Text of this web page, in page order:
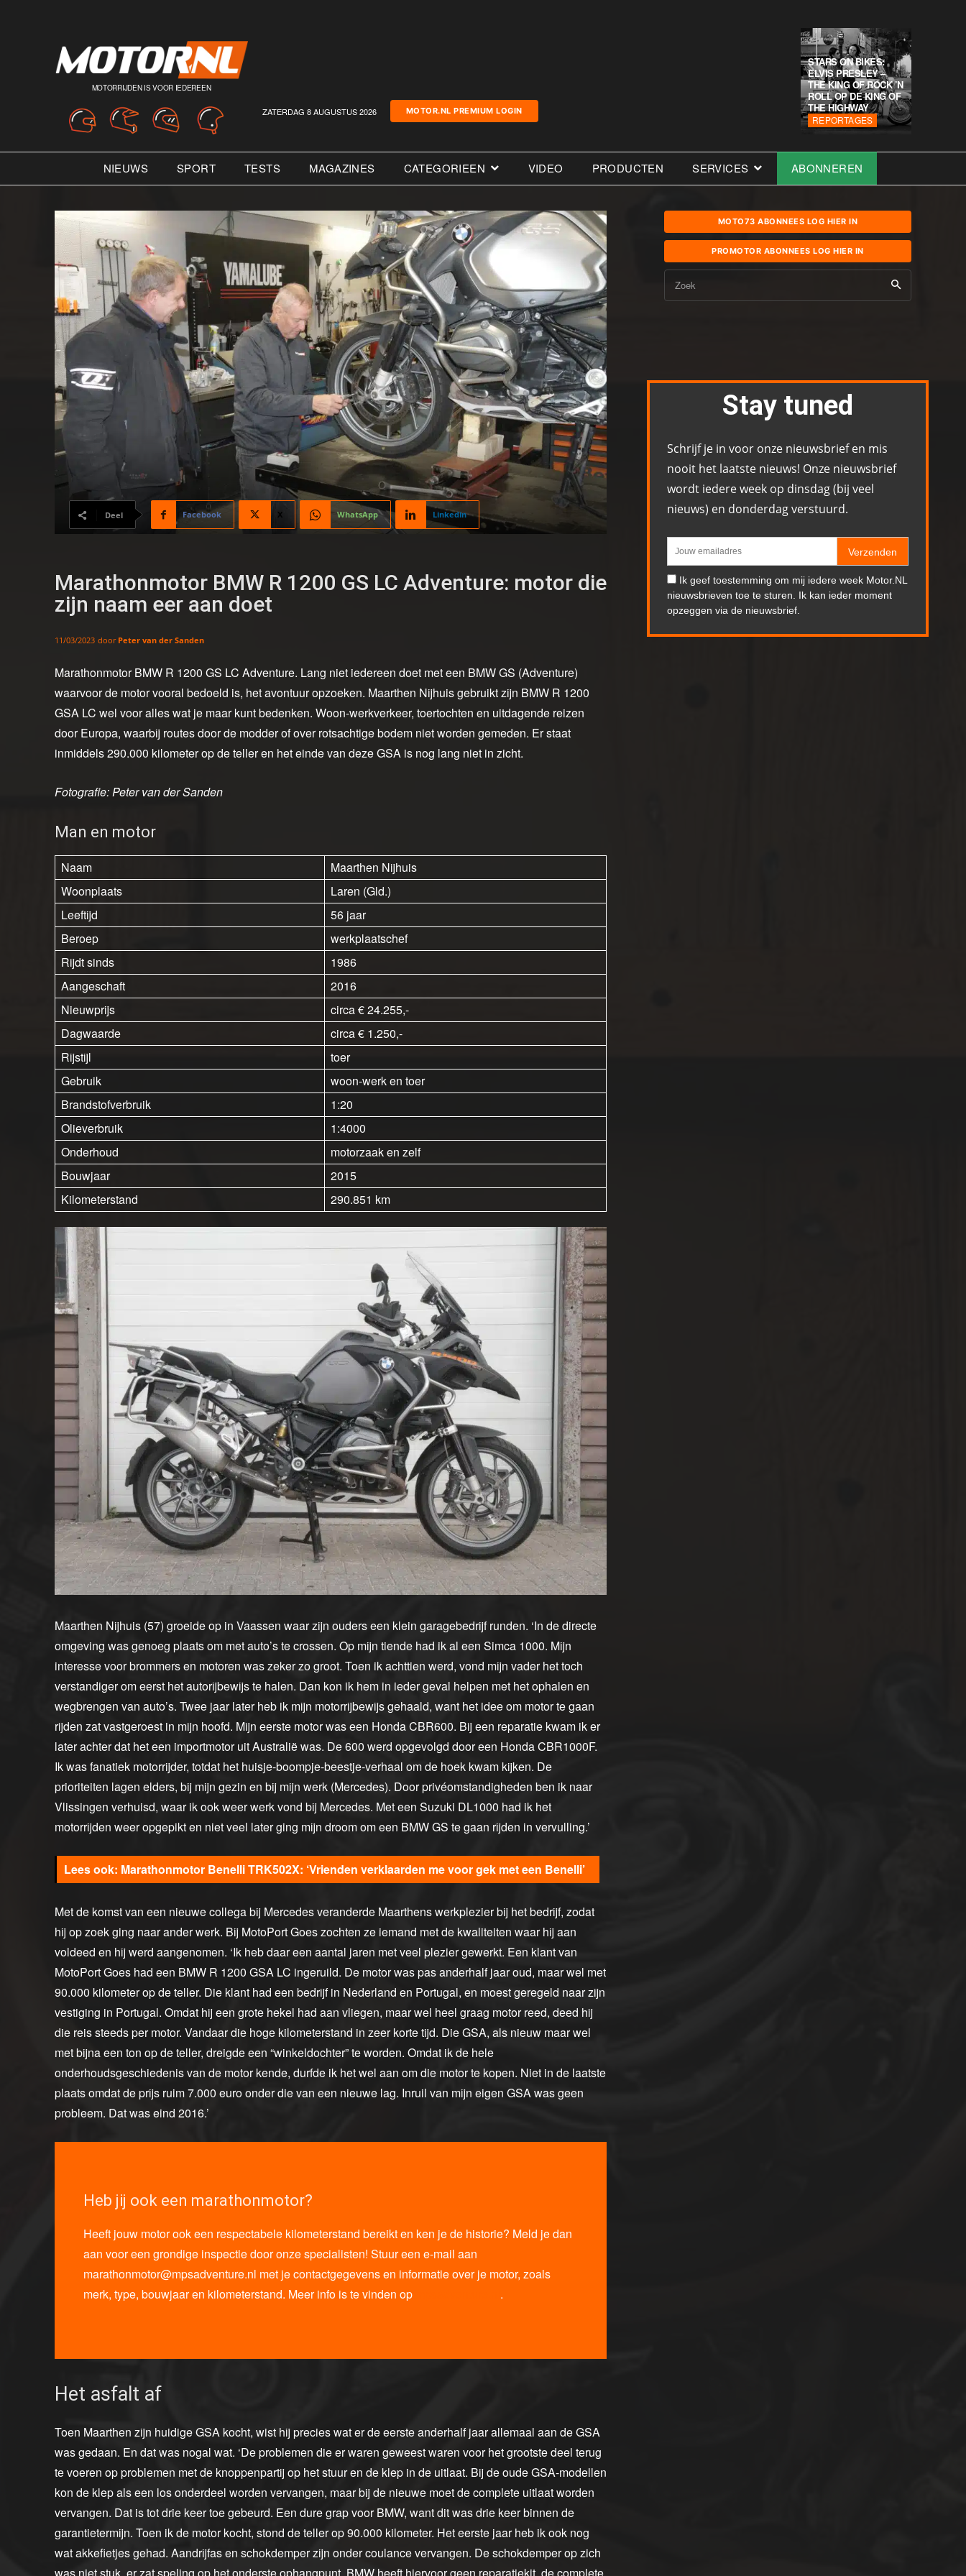
MOTORRIJDEN IS VOOR IEDEREEN
ZATERDAG 8 AUGUSTUS 2026 MOTOR.NL PREMIUM LOGIN
STARS ON BIKES:
ELVIS PRESLEY –
THE KING OF ROCK ’N
ROLL OP DE KING OF
THE HIGHWAY
REPORTAGES
NIEUWS SPORT TESTS MAGAZINES CATEGORIEEN VIDEO PRODUCTEN SERVICES ABONNEREN
Deel Facebook X WhatsApp Linkedin
Marathonmotor BMW R 1200 GS LC Adventure: motor die
zijn naam eer aan doet
11/03/2023 door Peter van der Sanden
Marathonmotor BMW R 1200 GS LC Adventure. Lang niet iedereen doet met een BMW GS (Adventure)
waarvoor de motor vooral bedoeld is, het avontuur opzoeken. Maarthen Nijhuis gebruikt zijn BMW R 1200
GSA LC wel voor alles wat je maar kunt bedenken. Woon-werkverkeer, toertochten en uitdagende reizen
door Europa, waarbij routes door de modder of over rotsachtige bodem niet worden gemeden. Er staat
inmiddels 290.000 kilometer op de teller en het einde van deze GSA is nog lang niet in zicht.
Fotografie: Peter van der Sanden
Man en motor
Naam
Maarthen Nijhuis
Woonplaats
Laren (Gld.)
Leeftijd
56 jaar
Beroep
werkplaatschef
Rijdt sinds
1986
Aangeschaft
2016
Nieuwprijs
circa € 24.255,-
Dagwaarde
circa € 1.250,-
Rijstijl
toer
Gebruik
woon-werk en toer
Brandstofverbruik
1:20
Olieverbruik
1:4000
Onderhoud
motorzaak en zelf
Bouwjaar
2015
Kilometerstand
290.851 km
Maarthen Nijhuis (57) groeide op in Vaassen waar zijn ouders een klein garagebedrijf runden. ‘In de directe
omgeving was genoeg plaats om met auto’s te crossen. Op mijn tiende had ik al een Simca 1000. Mijn
interesse voor brommers en motoren was zeker zo groot. Toen ik achttien werd, vond mijn vader het toch
verstandiger om eerst het autorijbewijs te halen. Dan kon ik hem in ieder geval helpen met het ophalen en
wegbrengen van auto’s. Twee jaar later heb ik mijn motorrijbewijs gehaald, want het idee om motor te gaan
rijden zat vastgeroest in mijn hoofd. Mijn eerste motor was een Honda CBR600. Bij een reparatie kwam ik er
later achter dat het een importmotor uit Australië was. De 600 werd opgevolgd door een Honda CBR1000F.
Ik was fanatiek motorrijder, totdat het huisje-boompje-beestje-verhaal om de hoek kwam kijken. De
prioriteiten lagen elders, bij mijn gezin en bij mijn werk (Mercedes). Door privéomstandigheden ben ik naar
Vlissingen verhuisd, waar ik ook weer werk vond bij Mercedes. Met een Suzuki DL1000 had ik het
motorrijden weer opgepikt en niet veel later ging mijn droom om een BMW GS te gaan rijden in vervulling.’
Marathonmotor Benelli TRK502X: ‘Vrienden verklaarden me voor gek met een Benelli’
Met de komst van een nieuwe collega bij Mercedes veranderde Maarthens werkplezier bij het bedrijf, zodat
hij op zoek ging naar ander werk. Bij MotoPort Goes zochten ze iemand met de kwaliteiten waar hij aan
voldeed en hij werd aangenomen. ‘Ik heb daar een aantal jaren met veel plezier gewerkt. Een klant van
MotoPort Goes had een BMW R 1200 GSA LC ingeruild. De motor was pas anderhalf jaar oud, maar wel met
90.000 kilometer op de teller. Die klant had een bedrijf in Nederland en Portugal, en moest geregeld naar zijn
vestiging in Portugal. Omdat hij een grote hekel had aan vliegen, maar wel heel graag motor reed, deed hij
die reis steeds per motor. Vandaar die hoge kilometerstand in zeer korte tijd. Die GSA, als nieuw maar wel
met bijna een ton op de teller, dreigde een “winkeldochter” te worden. Omdat ik de hele
onderhoudsgeschiedenis van de motor kende, durfde ik het wel aan om die motor te kopen. Niet in de laatste
plaats omdat de prijs ruim 7.000 euro onder die van een nieuwe lag. Inruil van mijn eigen GSA was geen
probleem. Dat was eind 2016.’
Heb jij ook een marathonmotor?
Heeft jouw motor ook een respectabele kilometerstand bereikt en ken je de historie? Meld je dan
aan voor een grondige inspectie door onze specialisten! Stuur een e-mail aan
marathonmotor@mpsadventure.nl met je contactgegevens en informatie over je motor, zoals
merk, type, bouwjaar en kilometerstand. Meer info is te vinden op
.
Het asfalt af
Toen Maarthen zijn huidige GSA kocht, wist hij precies wat er de eerste anderhalf jaar allemaal aan de GSA
was gedaan. En dat was nogal wat. ‘De problemen die er waren geweest waren voor het grootste deel terug
te voeren op problemen met de knoppenpartij op het stuur en de klep in de uitlaat. Bij de oude GSA-modellen
kon de klep als een los onderdeel worden vervangen, maar bij de nieuwe moet de complete uitlaat worden
vervangen. Dat is tot drie keer toe gebeurd. Een dure grap voor BMW, want dit was drie keer binnen de
garantietermijn. Toen ik de motor kocht, stond de teller op 90.000 kilometer. Het eerste jaar heb ik ook nog
wat akkefietjes gehad. Aandrijfas en schokdemper zijn onder coulance vervangen. De schokdemper op zich
MOTO73 ABONNEES LOG HIER IN
PROMOTOR ABONNEES LOG HIER IN
Zoek
Stay tuned
Schrijf je in voor onze nieuwsbrief en mis
nooit het laatste nieuws! Onze nieuwsbrief
wordt iedere week op dinsdag (bij veel
nieuws) en donderdag verstuurd.
Verzenden
Ik geef toestemming om mij iedere week Motor.NL
nieuwsbrieven toe te sturen. Ik kan ieder moment
opzeggen via de nieuwsbrief.